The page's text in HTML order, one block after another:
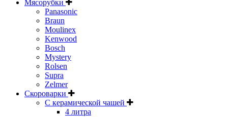
Мясорубки
Panasonic
Braun
Moulinex
Kenwood
Bosch
Mystery
Rolsen
Supra
Zelmer
Скороварки
С керамической чашей
4 литра